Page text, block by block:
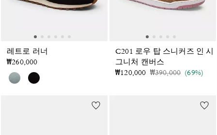
레트로 러너
₩260,000
C201 로우 탑 스니커즈 인 시
그니처 캔버스
₩120,000 가격 인하 전
₩390,000인하됨
(69%)